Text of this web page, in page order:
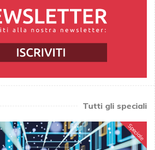
Tutti gli speciali
Speciale